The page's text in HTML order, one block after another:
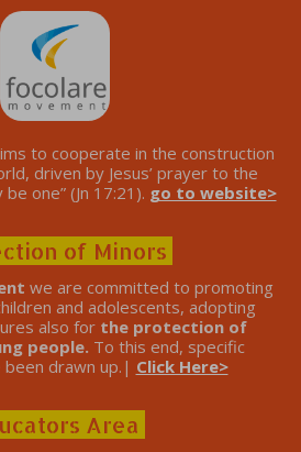
to cooperate in the construction
driven by Jesus’ prayer to the
one” (Jn 17:21). go to website>
of Minors
we are committed to promoting
and adolescents, adopting
also for the protection of
people. To this end, specific
been drawn up.| Click Here>
Area